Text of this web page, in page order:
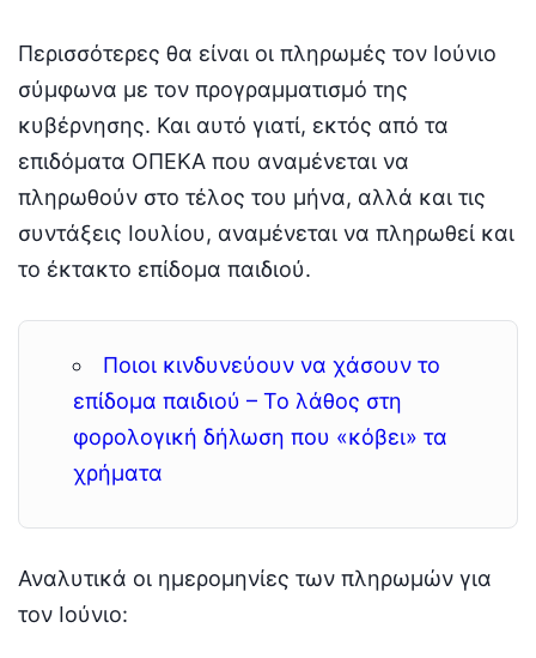
Περισσότερες θα είναι οι πληρωμές τον Ιούνιο
σύμφωνα με τον προγραμματισμό της
κυβέρνησης. Και αυτό γιατί, εκτός από τα
επιδόματα ΟΠΕΚΑ που αναμένεται να
πληρωθούν στο τέλος του μήνα, αλλά και τις
συντάξεις Ιουλίου, αναμένεται να πληρωθεί και
το έκτακτο επίδομα παιδιού.
Ποιοι κινδυνεύουν να χάσουν το
επίδομα παιδιού – Το λάθος στη
φορολογική δήλωση που «κόβει» τα
χρήματα
Αναλυτικά οι ημερομηνίες των πληρωμών για
τον Ιούνιο: